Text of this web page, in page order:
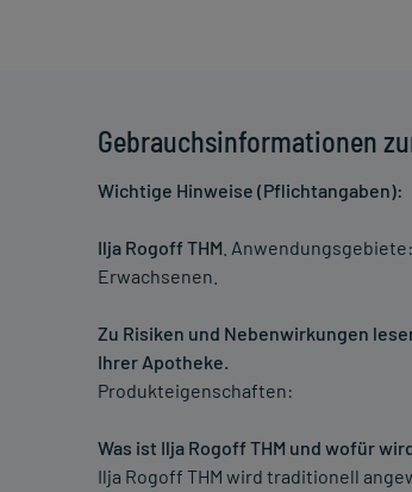
Gebrauchsinformationen
Wichtige Hinweise (Pflichtangaben):
Ilja Rogoff THM .
Erwachsenen.
Zu Risiken und Nebenwirkungen
Ihrer Apotheke.
Produkteigenschaften:
Was ist Ilja Rogoff THM und wofür
Ilja Rogoff THM wird traditionell